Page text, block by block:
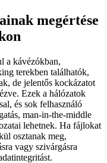
megértése
a kávézókban,
terekben találhatók,
de jelentős kockázatot
Ezek a hálózatok
és sok felhasználó
man-in-the-middle
lehetnek. Ha fájlokat
osztanak meg,
vagy szivárgásra